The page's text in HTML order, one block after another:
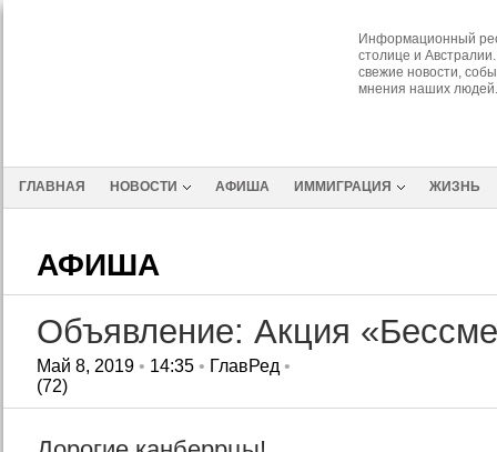
Информационный
столице и
свежие новости,
мнения наших людей.
ГЛАВНАЯ НОВОСТИ АФИША ИММИГРАЦИЯ ЖИЗНЬ
АФИША
Объявление: Акция
Май 8, 2019• 14:35• ГлавРед •
(72)